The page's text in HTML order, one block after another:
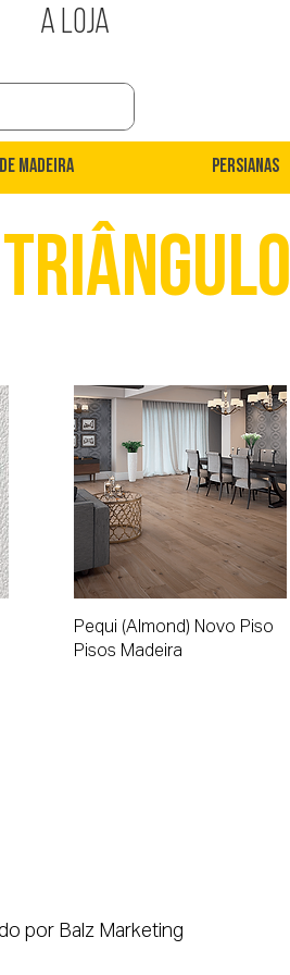
A LOJA
Madeira Persianas
Visualização rápida
Pequi (Almond) Novo Piso
Pisos Madeira
por Balz Marketing